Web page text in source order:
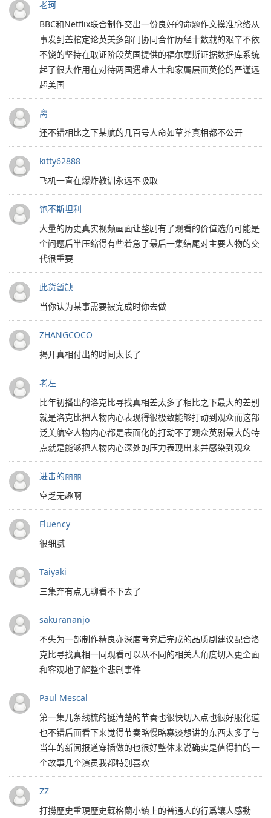
老珂
BBC和Netflix联合制作交出一份良好的命题作文摸准脉络从
事发到盖棺定论英美多部门协同合作历经十数载的艰辛不依
不饶的坚持在取证阶段英国提供的福尔摩斯证据数据库系统
起了很大作用在对待两国遇难人士和家属层面英伦的严谨远
超美国
离
还不错相比之下某航的几百号人命如草芥真相都不公开
kitty62888
飞机一直在爆炸教训永远不吸取
饱不斯坦利
大量的历史真实视频画面让整剧有了观看的价值选角可能是
个问题后半压缩得有些着急了最后一集结尾对主要人物的交
代很重要
此货暂缺
当你认为某事需要被完成时你去做
ZHANGCOCO
揭开真相付出的时间太长了
老左
比年初播出的洛克比寻找真相差太多了相比之下最大的差别
就是洛克比把人物内心表现得很极致能够打动到观众而这部
泛美航空人物内心都是表面化的打动不了观众英剧最大的特
点就是能够把人物内心深处的压力表现出来并感染到观众
进击的丽丽
空乏无趣啊
Fluency
很细腻
Taiyaki
三集弃有点无聊看不下去了
sakurananjo
不失为一部制作精良亦深度考究后完成的品质剧建议配合洛
克比寻找真相一同观看可以从不同的相关人角度切入更全面
和客观地了解整个悲剧事件
Paul Mescal
第一集几条线梳的挺清楚的节奏也很快切入点也很好服化道
也不错后面看下来觉得节奏略慢略寡淡想讲的东西太多了与
当年的新闻报道穿插做的也很好整体来说确实是值得拍的一
个故事几个演员我都特别喜欢
ZZ
打撈歷史重現歷史蘇格蘭小鎮上的普通人的行爲讓人感動